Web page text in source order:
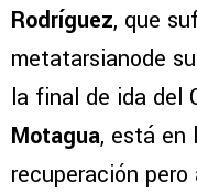
Rodríguez, que
metatarsianode
la final de ida del
Motagua, está en
recuperación